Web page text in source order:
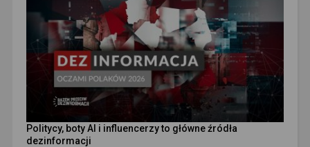
Politycy, boty AI i influencerzy to główne źródła
dezinformacji